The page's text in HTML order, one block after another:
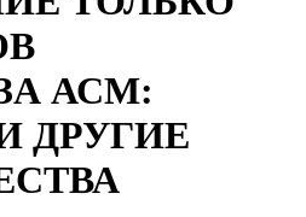
АСМ:
ДРУГИЕ